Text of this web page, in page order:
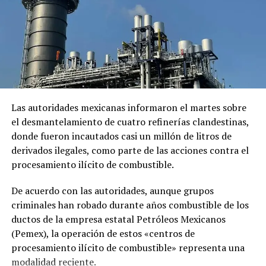
UP NEXT
Niña de 11 años apuñala a su hermana de 14 por una
pelea familiar en Colombia
DON'T MISS
Historia de niña mexicana que envió carta a Santa en
globo y fue recibida por pareja en Arizona tendrá
película
Las autoridades mexicanas informaron el martes sobre
el desmantelamiento de cuatro refinerías clandestinas,
donde fueron incautados casi un millón de litros de
derivados ilegales, como parte de las acciones contra el
procesamiento ilícito de combustible.
De acuerdo con las autoridades, aunque grupos
criminales han robado durante años combustible de los
ductos de la empresa estatal Petróleos Mexicanos
(Pemex), la operación de estos «centros de
procesamiento ilícito de combustible» representa una
modalidad reciente.